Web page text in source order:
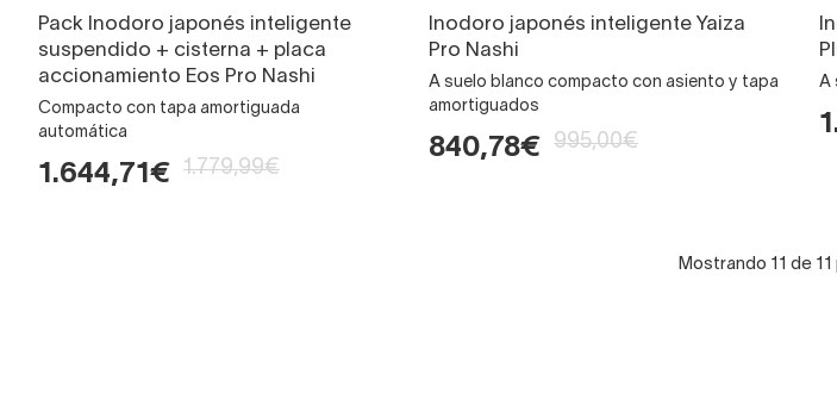
Pack Inodoro japonés inteligente
suspendido + cisterna + placa
accionamiento Eos Pro Nashi
Compacto con tapa amortiguada
automática
1.644,71€ 1.779,99€
Inodoro japonés inteligente Yaiza
Pro Nashi
A suelo blanco compacto con asiento y tapa
amortiguados
840,78€ 995,00€
A
Mostrando 11 de